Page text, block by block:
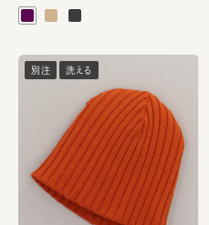
別注 洗える